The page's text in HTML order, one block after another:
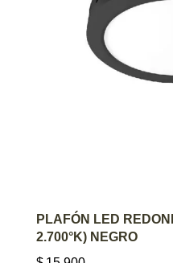
PLAFÓN LED
2.700°K) NEGRO